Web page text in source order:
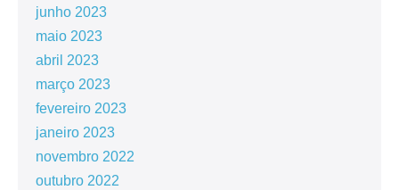
junho 2023
maio 2023
abril 2023
março 2023
fevereiro 2023
janeiro 2023
novembro 2022
outubro 2022